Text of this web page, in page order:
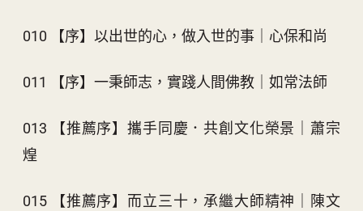
美學藝術，突破語言與文化藩籬，協助海內外道場以文化弘
法。 二○○五至二○一九年，「星雲大師一筆字書法展」於全
法累積能量，其策展專業也備受各界肯定。
佛陀紀念館建館期間，在大師指導下負責全館藝術工
程，二○一一年落成、二○ 一三年銜命擔任館長至今。由大
師親自擘劃，佛館在短短幾年成為國際知名博物館。
為關懷偏鄉教育，大師二○一三年啟動五十部佛光山
010 【序】以出世的心，做入世的事｜心保和尚
011 【序】一秉師志，實踐人間佛教｜如常法師
013
【推薦序】攜手同慶．共創文化榮景｜蕭宗
煌
015
【推薦序】而立三十，承繼大師精神｜陳文